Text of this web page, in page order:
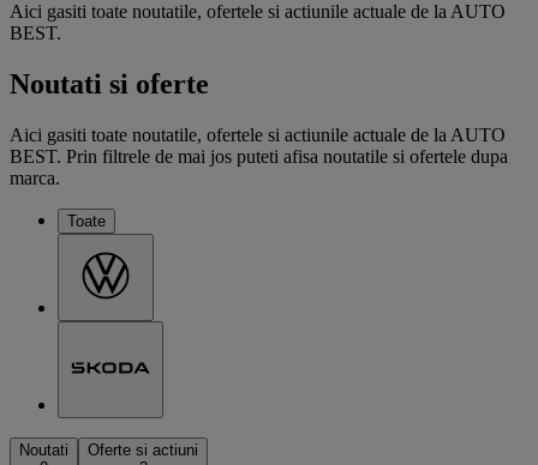
Aici gasiti toate noutatile, ofertele si actiunile actuale de la AUTO
BEST.
Noutati si oferte
Aici gasiti toate noutatile, ofertele si actiunile actuale de la AUTO
BEST. Prin filtrele de mai jos puteti afisa noutatile si ofertele dupa
marca.
Toate
Noutati
Oferte si actiuni